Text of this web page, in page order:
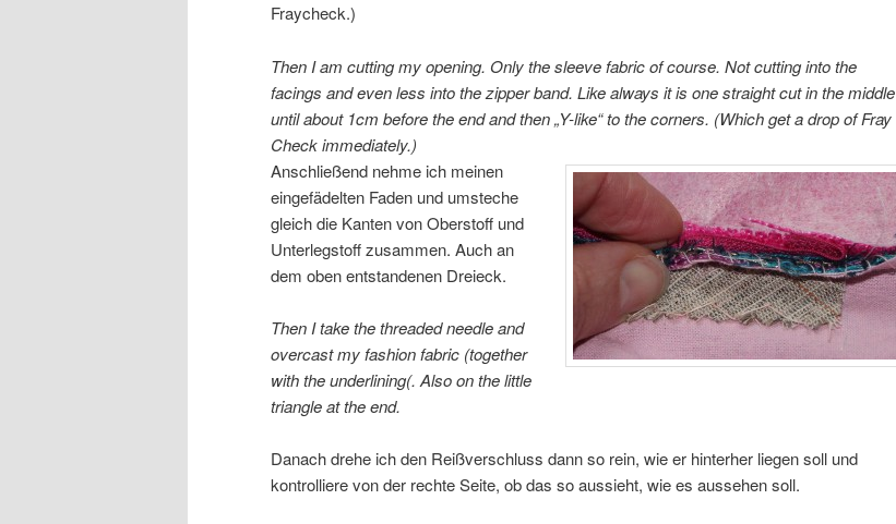
Fraycheck.)
Then I am cutting my opening. Only the sleeve fabric of course. Not cutting into the
facings and even less into the zipper band. Like always it is one straight cut in the middle
until about 1cm before the end and then „Y-like“ to the corners. (Which get a drop of Fray
Check immediately.)
Anschließend nehme ich meinen
eingefädelten Faden und umsteche
gleich die Kanten von Oberstoff und
Unterlegstoff zusammen. Auch an
dem oben entstandenen Dreieck.
Then I take the threaded needle and
overcast my fashion fabric (together
with the underlining(. Also on the little
triangle at the end.
Danach drehe ich den Reißverschluss dann so rein, wie er hinterher liegen soll und
kontrolliere von der rechte Seite, ob das so aussieht, wie es aussehen soll.